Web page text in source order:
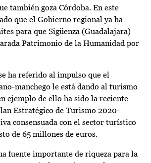
también goza Córdoba. En este
que el Gobierno regional ya ha
para que Sigüenza (Guadalajara)
Patrimonio de la Humanidad por
ha referido al impulso que el
manchego le está dando al turismo
ejemplo de ello ha sido la reciente
Estratégico de Turismo 2020-
consensuada con el sector turístico
de 65 millones de euros.
fuente importante de riqueza para la